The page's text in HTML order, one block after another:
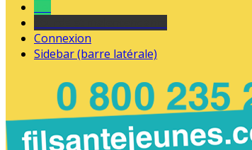
Connexion
Sidebar (barre latérale)